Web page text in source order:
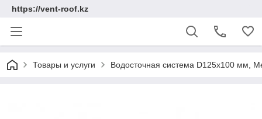
https://vent-roof.kz
Товары и услуги Водосточная система D125х100 мм,